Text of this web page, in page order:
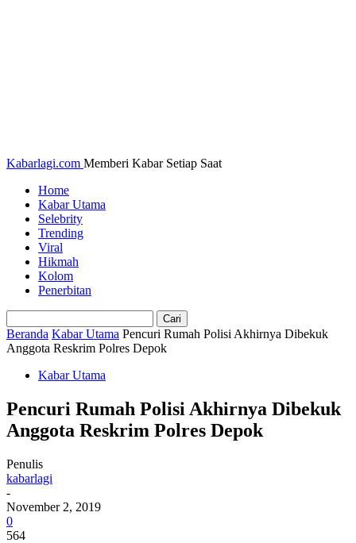
Kabarlagi.com Memberi Kabar Setiap Saat
Home
Kabar Utama
Selebrity
Trending
Viral
Hikmah
Kolom
Penerbitan
Beranda Kabar Utama Pencuri Rumah Polisi Akhirnya Dibekuk
Anggota Reskrim Polres Depok
Kabar Utama
Pencuri Rumah Polisi Akhirnya Dibekuk
Anggota Reskrim Polres Depok
Penulis
kabarlagi
-
November 2, 2019
0
564